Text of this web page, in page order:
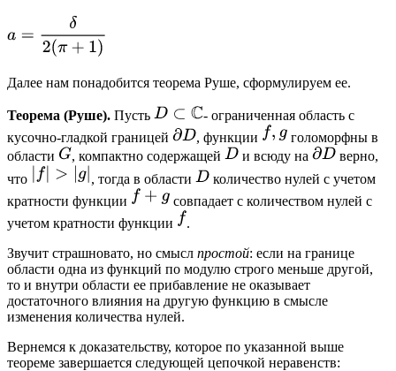
Далее нам понадобится теорема Руше, сформулируем ее.
Теорема (Руше). Пусть
- ограниченная область с
кусочно-гладкой границей
, функции
голоморфны в
области
, компактно содержащей и всюду на
верно,
что
, тогда в области
количество нулей с учетом
кратности функции
совпадает с количеством нулей с
учетом кратности функции
.
Звучит страшновато, но смысл простой: если на границе
области одна из функций по модулю строго меньше другой,
то и внутри области ее прибавление не оказывает
достаточного влияния на другую функцию в смысле
изменения количества нулей.
Вернемся к доказательству, которое по указанной выше
теореме завершается следующей цепочкой неравенств: